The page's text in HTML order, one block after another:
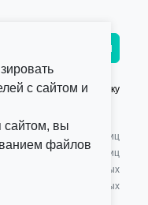
и владельцам
2021 — 2026,ПроКлинику
для Юридических лиц
для Физических лиц
Обработка персональных
данных
с сайтом и
сайтом, вы
файлов